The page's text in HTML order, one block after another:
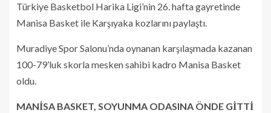
Türkiye Basketbol Harika Ligi’nin 26. hafta gayretinde
Manisa Basket ile Karşıyaka kozlarını paylaştı.
Muradiye Spor Salonu’nda oynanan karşılaşmada kazanan
100-79’luk skorla mesken sahibi kadro Manisa Basket
oldu.
MANİSA BASKET, SOYUNMA ODASINA ÖNDE GİTTİ